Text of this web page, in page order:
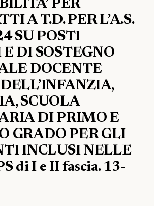
PER
A T.D. PER L’A.S.
SU POSTI
DI SOSTEGNO
DOCENTE
SCUOLA
DI PRIMO E
GRADO PER GLI
INCLUSI NELLE
di I e II fascia. 13-